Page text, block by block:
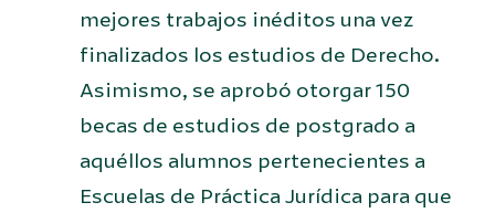
mejores trabajos inéditos una vez
finalizados los estudios de Derecho.
Asimismo, se aprobó otorgar 150
becas de estudios de postgrado a
aquéllos alumnos pertenecientes a
Escuelas de Práctica Jurídica para que